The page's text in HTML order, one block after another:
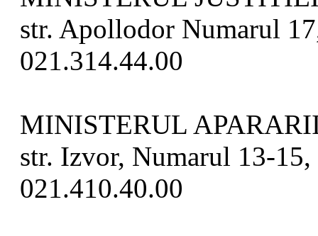
str. Apollodor Numarul
021.314.44.00
MINISTERUL
str. Izvor, Numarul 13-
021.410.40.00